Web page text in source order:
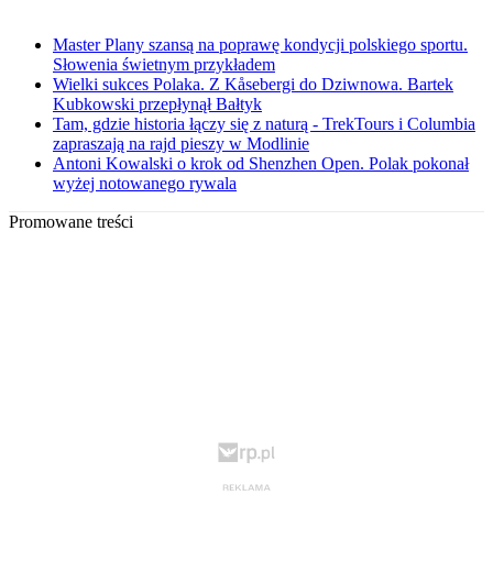
Master Plany szansą na poprawę kondycji polskiego sportu.
Słowenia świetnym przykładem
Wielki sukces Polaka. Z Kåsebergi do Dziwnowa. Bartek
Kubkowski przepłynął Bałtyk
Tam, gdzie historia łączy się z naturą - TrekTours i Columbia
zapraszają na rajd pieszy w Modlinie
Antoni Kowalski o krok od Shenzhen Open. Polak pokonał
wyżej notowanego rywala
Promowane treści